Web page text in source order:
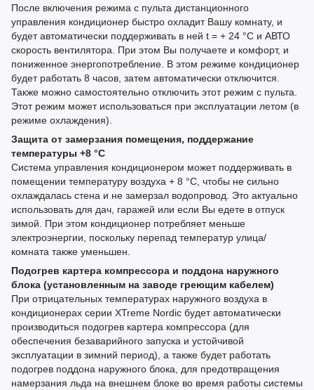
После включения режима с пульта дистанционного
управления кондиционер быстро охладит Вашу комнату, и
будет автоматически поддерживать в ней t = + 24 °С и АВТО
скорость вентилятора. При этом Вы получаете и комфорт, и
пониженное энергопотребление. В этом режиме кондиционер
будет работать 8 часов, затем автоматически отключится.
Также можно самостоятельно отключить этот режим с пульта.
Этот режим может использоваться при эксплуатации летом (в
режиме охлаждения).
Защита от замерзания помещения, поддержание
температуры +8 °С
Система управления кондиционером может поддерживать в
помещении температуру воздуха + 8 °С, чтобы не сильно
охлаждалась стена и не замерзал водопровод. Это актуально
использовать для дач, гаражей или если Вы едете в отпуск
зимой. При этом кондиционер потребляет меньше
электроэнергии, поскольку перепад температур улица/
комната также уменьшен.
Подогрев картера компрессора и поддона наружного
блока (установленным на заводе греющим кабелем)
При отрицательных температурах наружного воздуха в
кондиционерах серии XTreme Nordic будет автоматически
производиться подогрев картера компрессора (для
обеспечения безаварийного запуска и устойчивой
эксплуатации в зимний период), а также будет работать
подогрев поддона наружного блока, для предотвращения
намерзания льда на внешнем блоке во время работы системы